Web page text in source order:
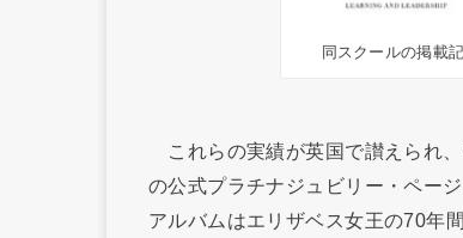
同スクールの掲載
これらの実績が英国で讃えられ
の公式プラチナジュビリー・ペー
アルバムはエリザベス女王の70年